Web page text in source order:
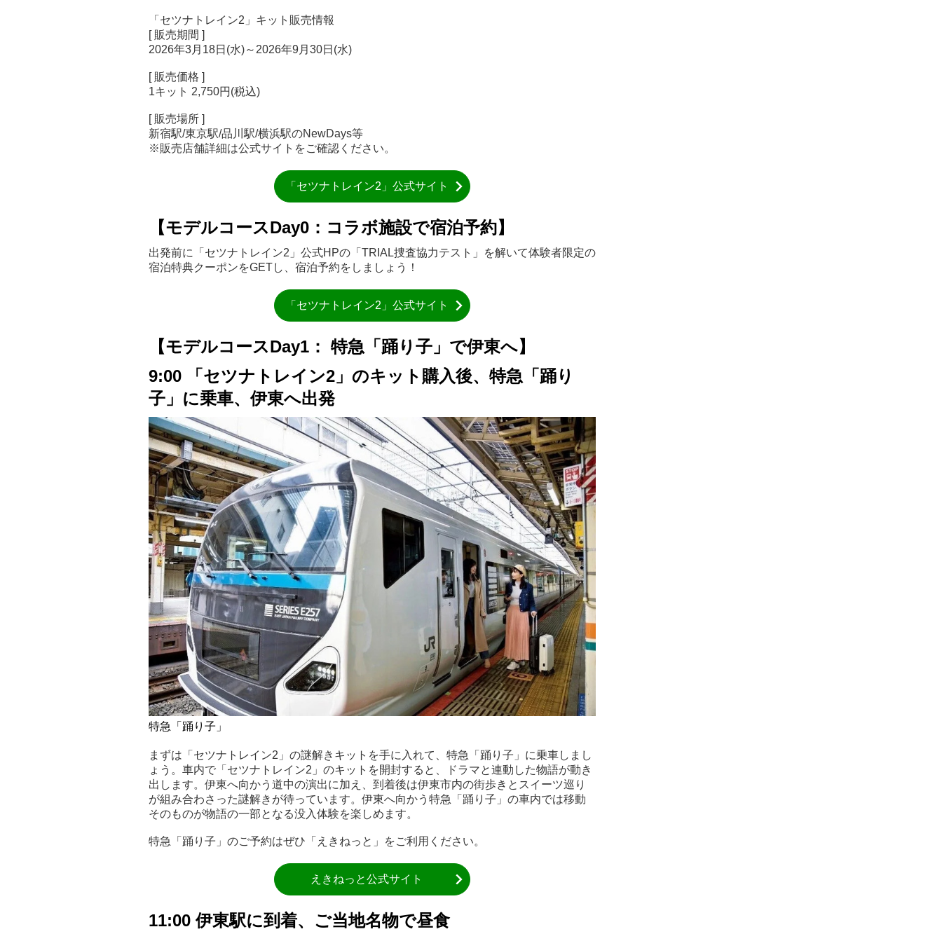
「セツナトレイン2」キット販売情報
[ 販売期間 ]
2026年3月18日(水)～2026年9月30日(水)
[ 販売価格 ]
1キット 2,750円(税込)
[ 販売場所 ]
新宿駅/東京駅/品川駅/横浜駅のNewDays等
※販売店舗詳細は公式サイトをご確認ください。
「セツナトレイン2」公式サイト
【モデルコースDay0：コラボ施設で宿泊予約】
出発前に「セツナトレイン2」公式HPの「TRIAL捜査協力テスト」を解いて体験者限定の
宿泊特典クーポンをGETし、宿泊予約をしましょう！
「セツナトレイン2」公式サイト
【モデルコースDay1： 特急「踊り子」で伊東へ】
9:00 「セツナトレイン2」のキット購入後、特急「踊り
子」に乗車、伊東へ出発
特急「踊り子」
まずは「セツナトレイン2」の謎解きキットを手に入れて、特急「踊り子」に乗車しまし
ょう。車内で「セツナトレイン2」のキットを開封すると、ドラマと連動した物語が動き
出します。伊東へ向かう道中の演出に加え、到着後は伊東市内の街歩きとスイーツ巡り
が組み合わさった謎解きが待っています。伊東へ向かう特急「踊り子」の車内では移動
そのものが物語の一部となる没入体験を楽しめます。
特急「踊り子」のご予約はぜひ「えきねっと」をご利用ください。
えきねっと公式サイト
11:00 伊東駅に到着、ご当地名物で昼食